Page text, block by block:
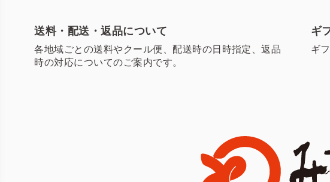
送料・配送・返品について
各地域ごとの送料やクール便、配送時の日時指定、返品
時の対応についてのご案内です。
ギ
ギ